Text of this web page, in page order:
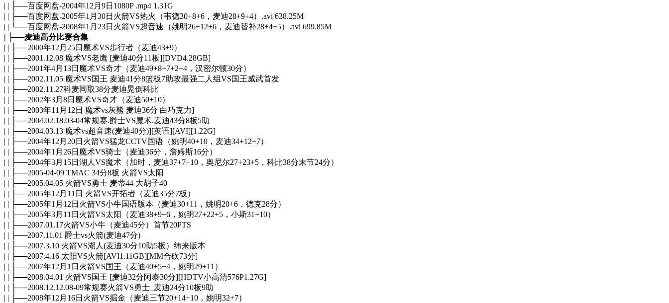
| | ├──百度网盘-2004年12月9日1080P .mp4 1.31G
| | ├──百度网盘-2005年1月30日火箭VS热火（韦德30+8+6，麦迪28+9+4）.avi 638.25M
| | └──百度网盘-2008年1月23日火箭VS超音速（姚明26+12+6，麦迪替补28+4+5）.avi 699.85M
| ├──麦迪高分比赛合集
| | ├──2000年12月25日魔术VS步行者（麦迪43+9）
| | ├──2001.12.08 魔术VS老鹰 [麦迪40分11板][DVD4.28GB]
| | ├──2001年4月13日魔术VS奇才（麦迪49+8+7+2+4，汉密尔顿30分）
| | ├──2002.11.05 魔术VS国王 麦迪41分8篮板7助攻最强二人组VS国王威武首发
| | ├──2002.11.27科麦同取38分麦迪晃倒科比
| | ├──2002年3月8日魔术VS奇才（麦迪50+10）
| | ├──2003年11月12日 魔术vs灰熊 麦迪36分 白巧克力]
| | ├──2004.02.18.03-04常规赛.爵士VS魔术.麦迪43分8板5助
| | ├──2004.03.13 魔术vs超音速(麦迪40分)][英语][AVI][1.22G]
| | ├──2004年12月20日火箭VS猛龙CCTV国语（姚明40+10，麦迪34+12+7）
| | ├──2004年1月26日魔术VS骑士（麦迪36分，詹姆斯16分）
| | ├──2004年3月15日湖人VS魔术（加时，麦迪37+7+10，奥尼尔27+23+5，科比38分末节24分）
| | ├──2005-04-09 TMAC 34分8板 火箭VS太阳
| | ├──2005.04.05 火箭VS勇士 麦蒂44 大胡子40
| | ├──2005年12月11日 火箭VS开拓者（麦迪35分7板）
| | ├──2005年1月12日火箭VS小牛国语版本（麦迪30+11，姚明20+6，德克28分）
| | ├──2005年3月11日火箭VS太阳（麦迪38+9+6，姚明27+22+5，小斯31+10）
| | ├──2007.01.17火箭VS小牛（麦迪45分）首节20PTS
| | ├──2007.11.01 爵士vs火箭(麦迪47分)
| | ├──2007.3.10 火箭VS湖人(麦迪30分10助5板）纬来版本
| | ├──2007.4.16 太阳VS火箭[AVI1.11GB][MM合砍73分]
| | ├──2007年12月1日火箭VS国王（麦迪40+5+4，姚明29+11）
| | ├──2008.04.01 火箭VS国王 [麦迪32分阿泰30分][HDTV小高清576P1.27G]
| | ├──2008.12.12.08-09常规赛火箭VS勇士_麦迪24分10板9助
| | ├──2008年12月16日火箭VS掘金（麦迪三节20+14+10，姚明32+7）